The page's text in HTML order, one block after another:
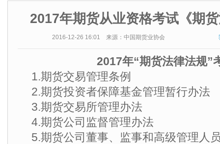
2017年期货从业资格考试《期
2016-12-26 16:01 来源：中国期货业协会
2017年“期货法律法规”
1.期货交易管理条例
2.期货投资者保障基金管理暂行办法
3.期货交易所管理办法
4.期货公司监督管理办法
5.期货公司董事、监事和高级管理人